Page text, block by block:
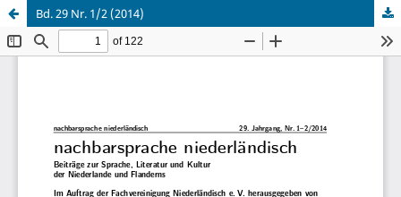
Bd. 29 Nr. 1/2 (2014)